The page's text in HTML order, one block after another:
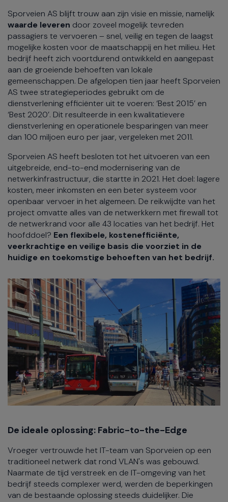
Sporveien AS blijft trouw aan zijn visie en missie, namelijk
waarde leveren door zoveel mogelijk tevreden
passagiers te vervoeren – snel, veilig en tegen de laagst
mogelijke kosten voor de maatschappij en het milieu. Het
bedrijf heeft zich voortdurend ontwikkeld en aangepast
aan de groeiende behoeften van lokale
gemeenschappen. De afgelopen tien jaar heeft Sporveien
AS twee strategieperiodes gebruikt om de
dienstverlening efficiënter uit te voeren: ‘Best 2015’ en
‘Best 2020’. Dit resulteerde in een kwalitatievere
dienstverlening en operationele besparingen van meer
dan 100 miljoen euro per jaar, vergeleken met 2011.
Sporveien AS heeft besloten tot het uitvoeren van een
uitgebreide, end-to-end modernisering van de
netwerkinfrastructuur, die startte in 2021. Het doel: lagere
kosten, meer inkomsten en een beter systeem voor
openbaar vervoer in het algemeen. De reikwijdte van het
project omvatte alles van de netwerkkern met firewall tot
de netwerkrand voor alle 43 locaties van het bedrijf. Het
hoofddoel? Een flexibele, kostenefficiënte,
veerkrachtige en veilige basis die voorziet in de
huidige en toekomstige behoeften van het bedrijf.
De ideale oplossing: Fabric-to-the-Edge
Vroeger vertrouwde het IT-team van Sporveien op een
traditioneel netwerk dat rond VLAN's was gebouwd.
Naarmate de tijd verstreek en de IT-omgeving van het
bedrijf steeds complexer werd, werden de beperkingen
van de bestaande oplossing steeds duidelijker. Die